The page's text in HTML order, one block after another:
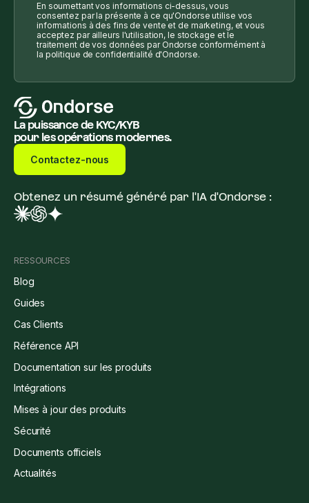
En soumettant vos informations ci-dessus, vous
consentez par la présente à ce qu'Ondorse utilise vos
informations à des fins de vente et de marketing, et vous
acceptez par ailleurs l'utilisation, le stockage et le
traitement de vos données par Ondorse conformément à
la politique de confidentialité d'Ondorse.
La puissance de KYC/KYB
pour les opérations modernes.
Contactez-nous
Obtenez un résumé généré par l'IA d'Ondorse :
RESSOURCES
Blog
Guides
Cas Clients
Référence API
Documentation sur les produits
Intégrations
Mises à jour des produits
Sécurité
Documents officiels
Actualités